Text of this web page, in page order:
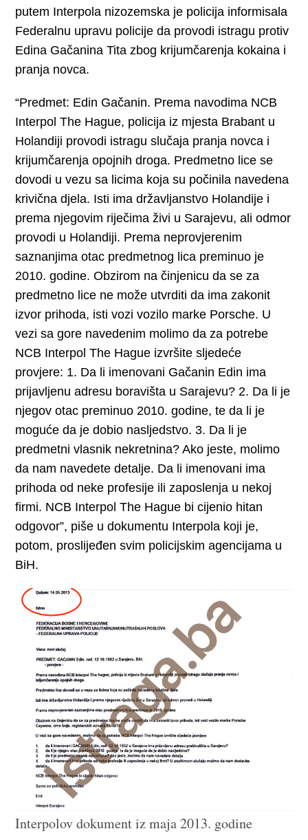
putem Interpola nizozemska je policija informisala
Federalnu upravu policije da provodi istragu protiv
Edina Gačanina Tita zbog krijumčarenja kokaina i
pranja novca.
“Predmet: Edin Gačanin. Prema navodima NCB
Interpol The Hague, policija iz mjesta Brabant u
Holandiji provodi istragu slučaja pranja novca i
krijumčarenja opojnih droga. Predmetno lice se
dovodi u vezu sa licima koja su počinila navedena
krivična djela. Isti ima državljanstvo Holandije i
prema njegovim riječima živi u Sarajevu, ali odmor
provodi u Holandiji. Prema neprovjerenim
saznanjima otac predmetnog lica preminuo je
2010. godine. Obzirom na činjenicu da se za
predmetno lice ne može utvrditi da ima zakonit
izvor prihoda, isti vozi vozilo marke Porsche. U
vezi sa gore navedenim molimo da za potrebe
NCB Interpol The Hague izvršite sljedeće
provjere: 1. Da li imenovani Gačanin Edin ima
prijavljenu adresu boravišta u Sarajevu? 2. Da li je
njegov otac preminuo 2010. godine, te da li je
moguće da je dobio nasljedstvo. 3. Da li je
predmetni vlasnik nekretnina? Ako jeste, molimo
da nam navedete detalje. Da li imenovani ima
prihoda od neke profesije ili zaposlenja u nekoj
firmi. NCB Interpol The Hague bi cijenio hitan
odgovor”, piše u dokumentu Interpola koji je,
potom, proslijeđen svim policijskim agencijama u
BiH.
Interpolov dokument iz maja 2013. godine